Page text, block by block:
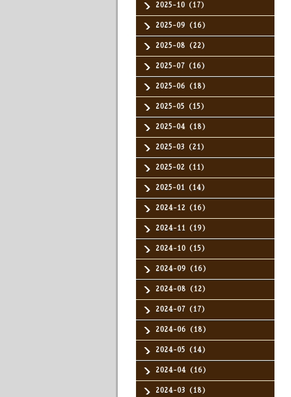
2025-10（17）
2025-09（16）
2025-08（22）
2025-07（16）
2025-06（18）
2025-05（15）
2025-04（18）
2025-03（21）
2025-02（11）
2025-01（14）
2024-12（16）
2024-11（19）
2024-10（15）
2024-09（16）
2024-08（12）
2024-07（17）
2024-06（18）
2024-05（14）
2024-04（16）
2024-03（18）